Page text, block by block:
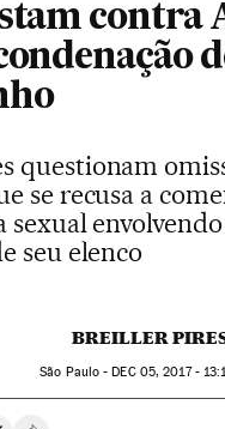
contra
questionam
se recusa a
sexual
seu elenco
BREILLER
São Paulo -DEC05, 2017 -